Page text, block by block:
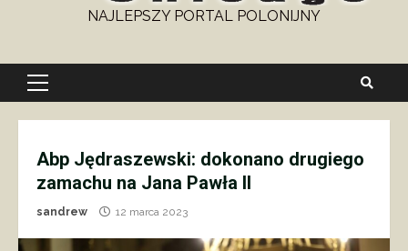
NAJLEPSZY PORTAL POLONIJNY
Primary
Abp Jędraszewski: dokonano drugiego
zamachu na Jana Pawła II
sandrew 12 marca 2023